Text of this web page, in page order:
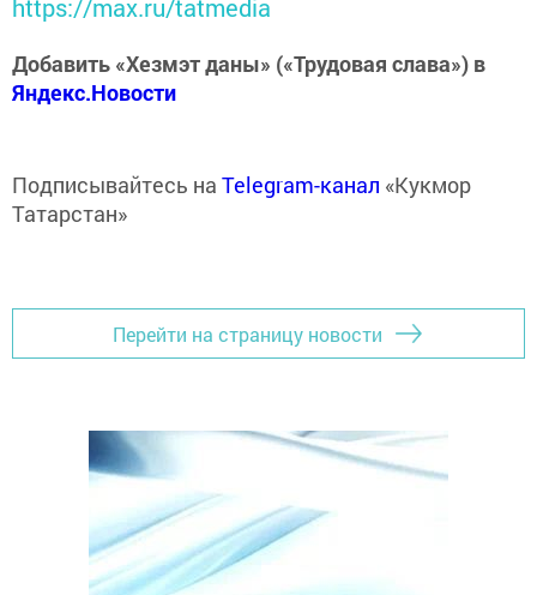
https://max.ru/tatmedia
Добавить «Хезмэт даны» («Трудовая слава») в
Яндекс.Новости
Подписывайтесь на Telegram-канал «Кукмор
Татарстан»
Перейти на страницу новости